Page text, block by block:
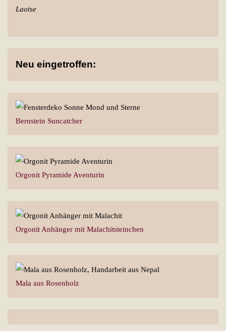
Laotse
Neu eingetroffen:
Bernstein Suncatcher
Orgonit Pyramide Aventurin
Orgonit Anhänger mit Malachitsteinchen
Mala aus Rosenholz